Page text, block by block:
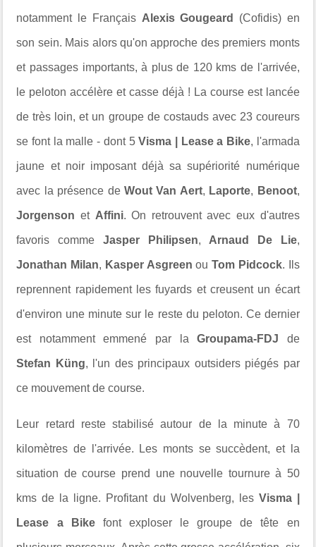
notamment le Français Alexis Gougeard (Cofidis) en
son sein. Mais alors qu'on approche des premiers monts
et passages importants, à plus de 120 kms de l'arrivée,
le peloton accélère et casse déjà ! La course est lancée
de très loin, et un groupe de costauds avec 23 coureurs
se font la malle - dont 5Visma | Lease a Bike, l'armada
jaune et noir imposant déjà sa supériorité numérique
avec la présence de Wout Van Aert, Laporte, Benoot,
Jorgenson et Affini. On retrouvent avec eux d'autres
favoris comme Jasper Philipsen, Arnaud De Lie,
Jonathan Milan, Kasper Asgreen ouTom Pidcock. Ils
reprennent rapidement les fuyards et creusent un écart
d'environ une minute sur le reste du peloton. Ce dernier
est notamment emmené par laGroupama-FDJ de
Stefan Küng, l'un des principaux outsiders piégés par
ce mouvement de course.
Leur retard reste stabilisé autour de la minute à 70
kilomètres de l'arrivée. Les monts se succèdent, et la
situation de course prend une nouvelle tournure à 50
kms de la ligne. Profitant du Wolvenberg, les Visma |
Lease a Bike font exploser le groupe de tête en